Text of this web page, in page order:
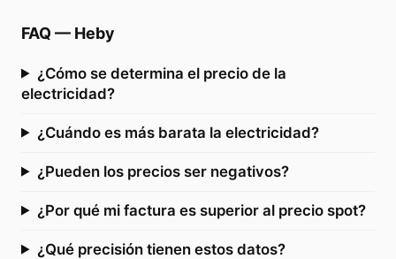
FAQ — Heby
¿Cómo se determina el precio de la
electricidad?
¿Cuándo es más barata la electricidad?
¿Pueden los precios ser negativos?
¿Por qué mi factura es superior al precio spot?
¿Qué precisión tienen estos datos?